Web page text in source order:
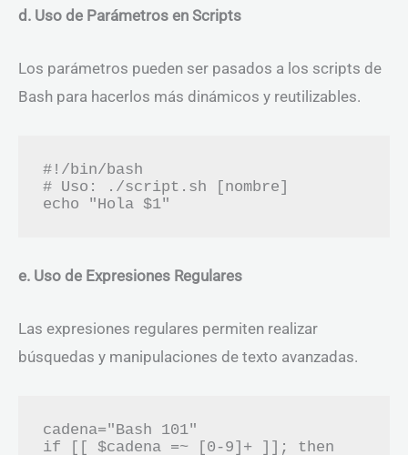
d. Uso de Parámetros en Scripts
Los parámetros pueden ser pasados a los scripts de
Bash para hacerlos más dinámicos y reutilizables.
#!/bin/bash
# Uso: ./script.sh [nombre]
e. Uso de Expresiones Regulares
Las expresiones regulares permiten realizar
búsquedas y manipulaciones de texto avanzadas.
cadena="Bash 101"
if [[ $cadena =~ [0-9]+ ]]; then